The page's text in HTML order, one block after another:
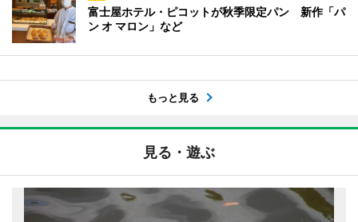
富士屋ホテル・ピコットが秋季限定パン 新作「パ
ン オ マロン」など
もっと見る
見る・遊ぶ